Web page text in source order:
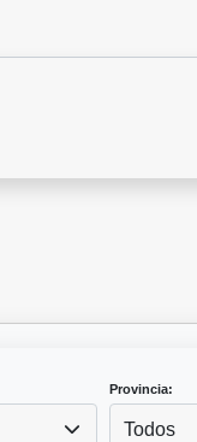
Provincia:
Todos